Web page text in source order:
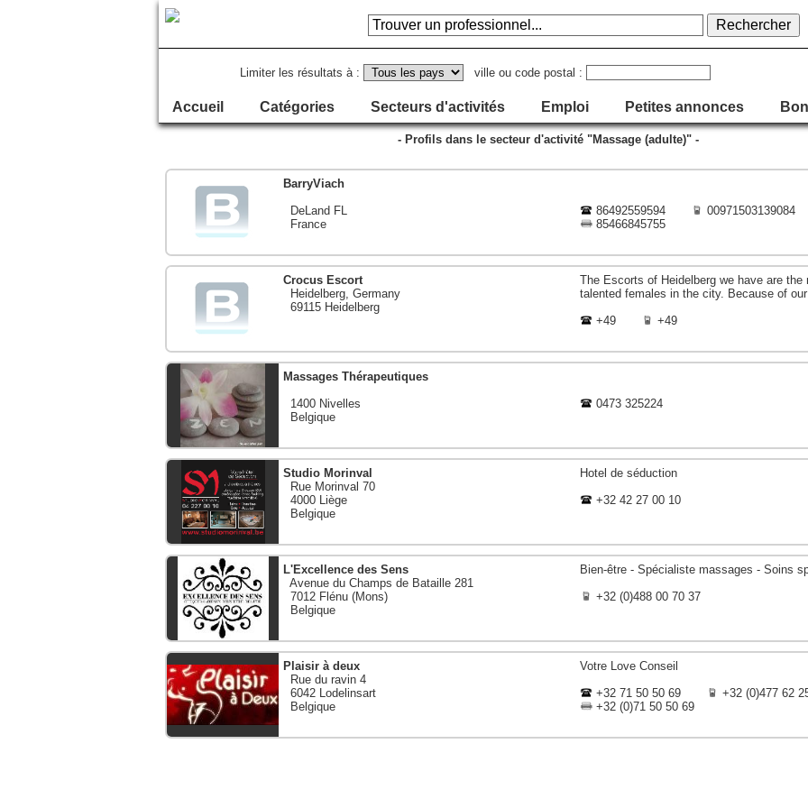
Limiter les résultats à :
ville ou code postal :
Accueil Catégories Secteurs d'activités Emploi Petites annonces
- Profils dans le secteur d'activité "Massage (adulte)" -
BarryViach
DeLand FL
France
86492559594
00971503139084
85466845755
Crocus Escort
Heidelberg, Germany
69115 Heidelberg
The Escorts of Heidelberg we have are the
talented females in the city. Because of
+49
+49
Massages Thérapeutiques
1400 Nivelles
Belgique
0473 325224
Studio Morinval
Rue Morinval 70
4000 Liège
Belgique
Hotel de séduction
+32 42 27 00 10
L'Excellence des Sens
Avenue du Champs de Bataille 281
7012 Flénu (Mons)
Belgique
Bien-être - Spécialiste massages - Soins
+32 (0)488 00 70 37
Plaisir à deux
Rue du ravin 4
6042 Lodelinsart
Belgique
Votre Love Conseil
+32 71 50 50 69
+32 (0)477 62
+32 (0)71 50 50 69